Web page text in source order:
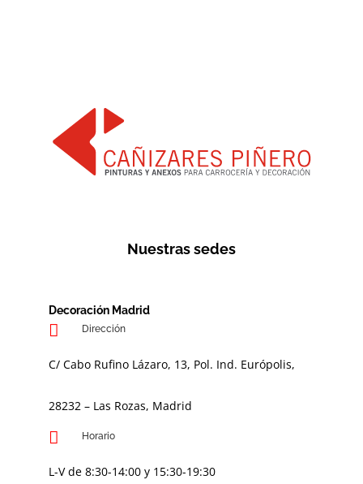
Nuestras sedes
Decoración Madrid
Dirección
C/ Cabo Rufino Lázaro, 13, Pol. Ind. Európolis,
28232 – Las Rozas, Madrid
Horario
L-V de 8:30-14:00 y 15:30-19:30